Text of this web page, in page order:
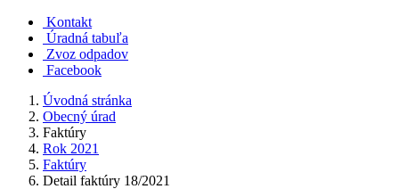
Kontakt
Úradná tabuľa
Zvoz odpadov
Facebook
Úvodná stránka
Obecný úrad
Faktúry
Rok 2021
Faktúry
Detail faktúry 18/2021